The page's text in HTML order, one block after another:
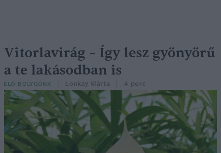
Vitorlavirág – Így lesz gyönyörű
a te lakásodban is
ÉLŐ BOLYGÓNK Lonkay Márta 4 perc